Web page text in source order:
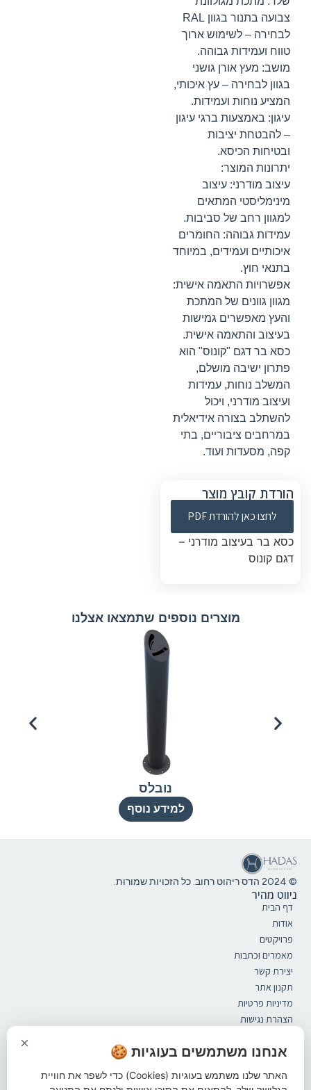
צבועה בתנור בגוון RAL
לבחירה – לשימוש ארוך
טווח ועמידות גבוהה.
מושב: מעץ אורן גושני
בגוון לבחירה – עץ איכותי,
המציע נוחות ועמידות.
עיגון: באמצעות ברגי עיגון
– להבטחת יציבות
ובטיחות הכיסא.
יתרונות המוצר:
עיצוב מודרני: עיצוב
מינימליסטי המתאים
למגוון רחב של סביבות.
עמידות גבוהה: החומרים
איכותיים ועמידים, במיוחד
בתנאי חוץ.
אפשרויות התאמה אישית:
מגוון גוונים של המתכת
והעץ מאפשרים גמישות
בעיצוב והתאמה אישית.
כסא בר דגם "קונוס" הוא
פתרון ישיבה מושלם,
המשלב נוחות, עמידות
ועיצוב מודרני, ויכול
להשתלב בצורה אידיאלית
במרחבים ציבוריים, בתי
קפה, מסעדות ועוד.
הורדת קובץ מוצר
לחצו כאן להורדת PDF
כסא בר בעיצוב מודרני –
דגם קונוס
מוצרים נוספים שתמצאו אצלנו
נובלס
למידע נוסף
© 2024 הדס ריהוט רחוב. כל הזכויות שמורות.
ניווט מהיר
דף הבית
אודות
פרויקטים
מאמרים וכתבות
יצירת קשר
תקנון אתר
מדיניות פרטיות
הצהרת נגישות
אשפתונים
× אנחנו משתמשים בעוגיות 🍪
האתר שלנו משתמש בעוגיות (Cookies) כדי לשפר את חוויית